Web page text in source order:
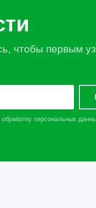
чтобы первым
персональных